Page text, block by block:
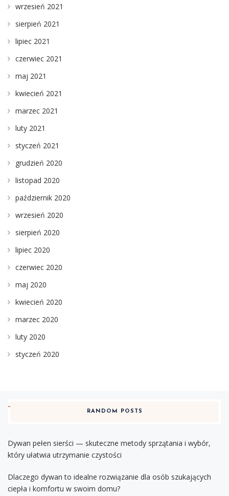
wrzesień 2021
sierpień 2021
lipiec 2021
czerwiec 2021
maj 2021
kwiecień 2021
marzec 2021
luty 2021
styczeń 2021
grudzień 2020
listopad 2020
październik 2020
wrzesień 2020
sierpień 2020
lipiec 2020
czerwiec 2020
maj 2020
kwiecień 2020
marzec 2020
luty 2020
styczeń 2020
RANDOM POSTS
Dywan pełen sierści — skuteczne metody sprzątania i wybór,
który ułatwia utrzymanie czystości
Dlaczego dywan to idealne rozwiązanie dla osób szukających
ciepła i komfortu w swoim domu?